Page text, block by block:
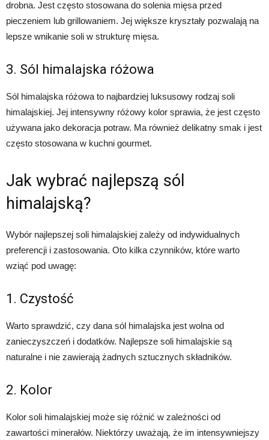
drobna. Jest często stosowana do solenia mięsa przed
pieczeniem lub grillowaniem. Jej większe kryształy pozwalają na
lepsze wnikanie soli w strukturę mięsa.
3. Sól himalajska różowa
Sól himalajska różowa to najbardziej luksusowy rodzaj soli
himalajskiej. Jej intensywny różowy kolor sprawia, że jest często
używana jako dekoracja potraw. Ma również delikatny smak i jest
często stosowana w kuchni gourmet.
Jak wybrać najlepszą sól
himalajską?
Wybór najlepszej soli himalajskiej zależy od indywidualnych
preferencji i zastosowania. Oto kilka czynników, które warto
wziąć pod uwagę:
1. Czystość
Warto sprawdzić, czy dana sól himalajska jest wolna od
zanieczyszczeń i dodatków. Najlepsze soli himalajskie są
naturalne i nie zawierają żadnych sztucznych składników.
2. Kolor
Kolor soli himalajskiej może się różnić w zależności od
zawartości minerałów. Niektórzy uważają, że im intensywniejszy